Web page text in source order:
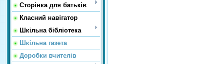
Сторінка для батьків
Класний навігатор
Шкільна бібліотека
Шкільна газета
Доробки вчителів